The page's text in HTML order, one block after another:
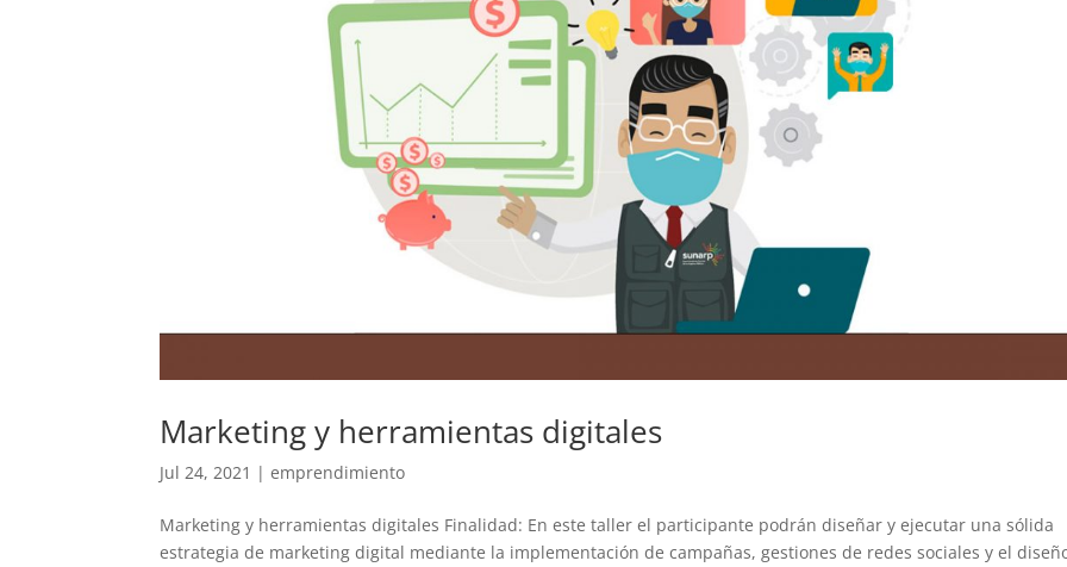
Marketing y herramientas digitales
Jul 24, 2021 |emprendimiento
Marketing y herramientas digitales Finalidad: En este taller el participante podrán diseñar y ejecutar una sólida
estrategia de marketing digital mediante la implementación de campañas, gestiones de redes sociales y el